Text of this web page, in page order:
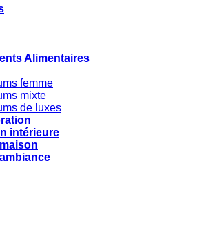
Alimentaires
femme
mixte
de luxes
intérieure